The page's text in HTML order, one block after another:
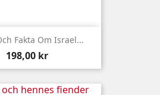
Fakta Om Israel...
Pris
198,00 kr